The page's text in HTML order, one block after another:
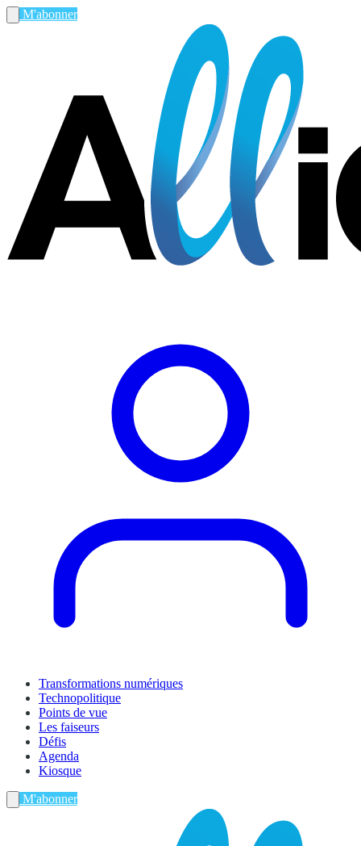
M'abonner
Transformations numériques
Technopolitique
Points de vue
Les faiseurs
Défis
Agenda
Kiosque
M'abonner